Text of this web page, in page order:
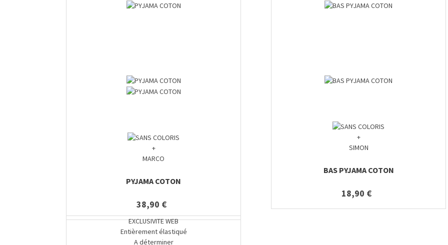
+
MARCO
PYJAMA COTON
38,90 €
+
SIMON
BAS PYJAMA COTON
18,90 €
EXCLUSIVITE WEB
Entièrement élastiqué
A déterminer